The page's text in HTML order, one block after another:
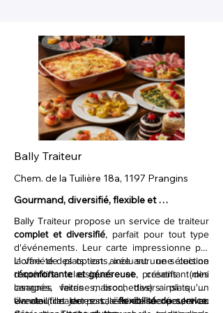
Bally Traiteur
Chem. de la Tuilière 18a, 1197 Prangins
Gourmand, diversifié, flexible et
personnalisé.
Bally Traiteur propose un service de traiteur
complet et diversifié, parfait pour tout type
d'événements. Leur carte impressionne par
la variété des options, incluant une sélection
d'apéritifs classiques et créatifs (mini
canapés, verrines, brochettes) ainsi qu'un
éventail de tartes salées et sucrées, avec
L'offre de plats est axée sur une cuisine
réconfortante et généreuse, présentant des
lasagnes faites maison, divers plats de
viande (filet de porc, émincé de poulet au
Un atout majeur est laflexibilité du service.